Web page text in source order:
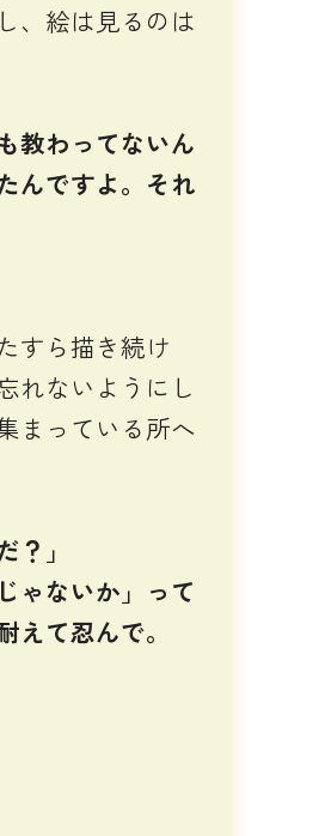
、絵は見るのは
教わってないん
んですよ。それ
すら描き続け
れないようにし
まっている所へ
」
ゃないか」って
て忍んで。